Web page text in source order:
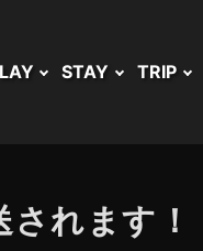
STAY TRIP
れます！